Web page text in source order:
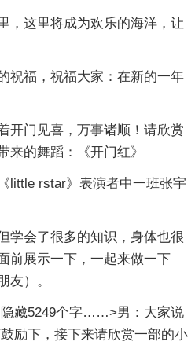
，这里将成为欢乐的海洋，让
祝福，祝福大家：在新的一年
开门见喜，万事诸顺！请欣赏
来的舞蹈：《开门红》
little rstar》表演者中一班张宇
学会了很多的知识，身体也很
前展示一下，一起来做一下
友）。
藏5249个字……>男：大家说
励下，接下来请欣赏一部的小